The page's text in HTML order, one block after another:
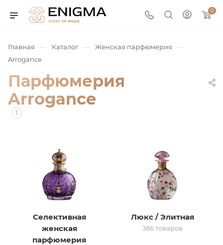
0
Главная — Каталог — Женская парфюмерия —
Arrogance
Парфюмерия
Arrogance
1
Селективная
женская
парфюмерия
Люкс / Элитная
386 товаров